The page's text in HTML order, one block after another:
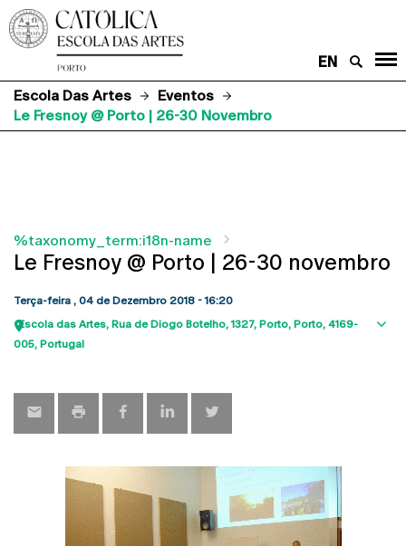
EN
Escola Das Artes
Eventos
Le Fresnoy @ Porto | 26-30 Novembro
%taxonomy_term:i18n-name
Le Fresnoy @ Porto | 26-30 novembro
Terça-feira , 04 de Dezembro 2018 - 16:20
Escola das Artes Rua de Diogo Botelho, 1327 Porto Porto 4169-
005 Portugal